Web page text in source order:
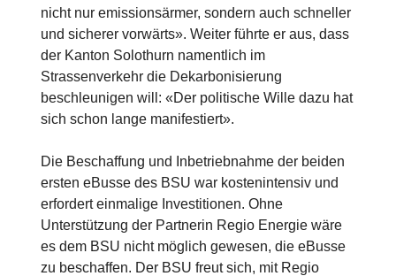
nicht nur emissionsärmer, sondern auch schneller
und sicherer vorwärts». Weiter führte er aus, dass
der Kanton Solothurn namentlich im
Strassenverkehr die Dekarbonisierung
beschleunigen will: «Der politische Wille dazu hat
sich schon lange manifestiert».
Die Beschaffung und Inbetriebnahme der beiden
ersten eBusse des BSU war kostenintensiv und
erfordert einmalige Investitionen. Ohne
Unterstützung der Partnerin Regio Energie wäre
es dem BSU nicht möglich gewesen, die eBusse
zu beschaffen. Der BSU freut sich, mit Regio